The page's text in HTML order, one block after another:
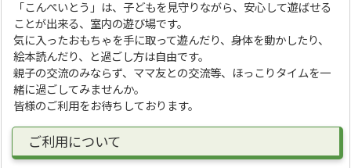
「こんぺいとう」は、子どもを見守りながら、安心して遊ばせる
ことが出来る、室内の遊び場です。
気に入ったおもちゃを手に取って遊んだり、身体を動かしたり、
絵本読んだり、と過ごし方は自由です。
親子の交流のみならず、ママ友との交流等、ほっこりタイムを一
緒に過ごしてみませんか。
皆様のご利用をお待ちしております。
ご利用について